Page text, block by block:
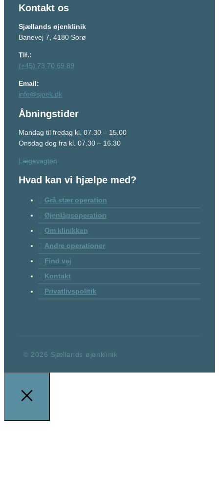
Kontakt os
Sjællands øjenklinik
Banevej 7, 4180 Sorø
Tlf.:
(+45) 73 70 69 89
Email:
info@sjoek.dk
Åbningstider
Mandag til fredag kl. 07.30 – 15.00
Onsdag dog fra kl. 07.30 – 16.30
Lægevagten
Hvad kan vi hjælpe med?
Grå stær operation
Øjenlågsoperation
Om klinikken
Andre operationer
Find vej
Kontakt
Privatlivspolitik
© 2026 Sjællands øjenklinik